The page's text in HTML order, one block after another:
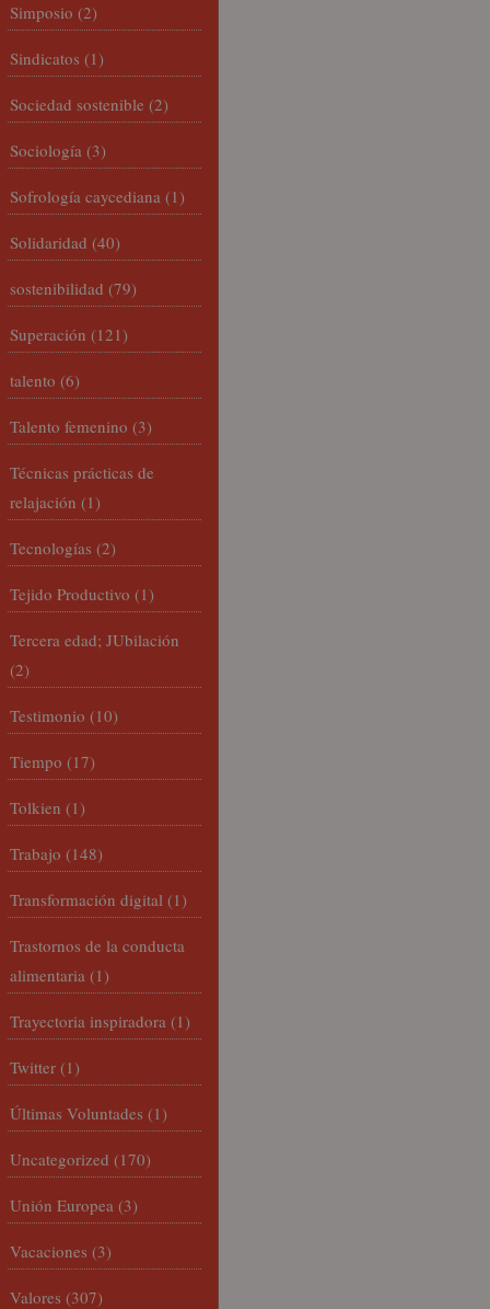
Simposio (2)
Sindicatos (1)
Sociedad sostenible (2)
Sociología (3)
Sofrología caycediana (1)
Solidaridad (40)
sostenibilidad (79)
Superación (121)
talento (6)
Talento femenino (3)
Técnicas prácticas de
relajación (1)
Tecnologías (2)
Tejido Productivo (1)
Tercera edad; JUbilación
(2)
Testimonio (10)
Tiempo (17)
Tolkien (1)
Trabajo (148)
Transformación digital (1)
Trastornos de la conducta
alimentaria (1)
Trayectoria inspiradora (1)
Twitter (1)
Últimas Voluntades (1)
Uncategorized (170)
Unión Europea (3)
Vacaciones (3)
Valores (307)